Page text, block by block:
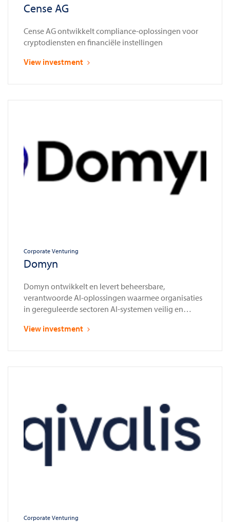
Cense AG
Cense AG ontwikkelt compliance-oplossingen voor
cryptodiensten en financiële instellingen
View investment
Corporate Venturing
Domyn
Domyn ontwikkelt en levert beheersbare,
verantwoorde AI-oplossingen waarmee organisaties
in gereguleerde sectoren AI-systemen veilig en
beheren
View investment
Corporate Venturing